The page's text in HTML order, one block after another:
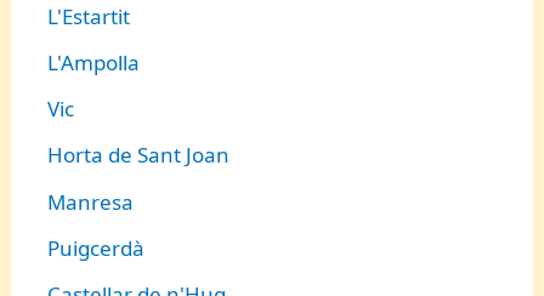
L'Estartit
L'Ampolla
Vic
Horta de Sant Joan
Manresa
Puigcerdà